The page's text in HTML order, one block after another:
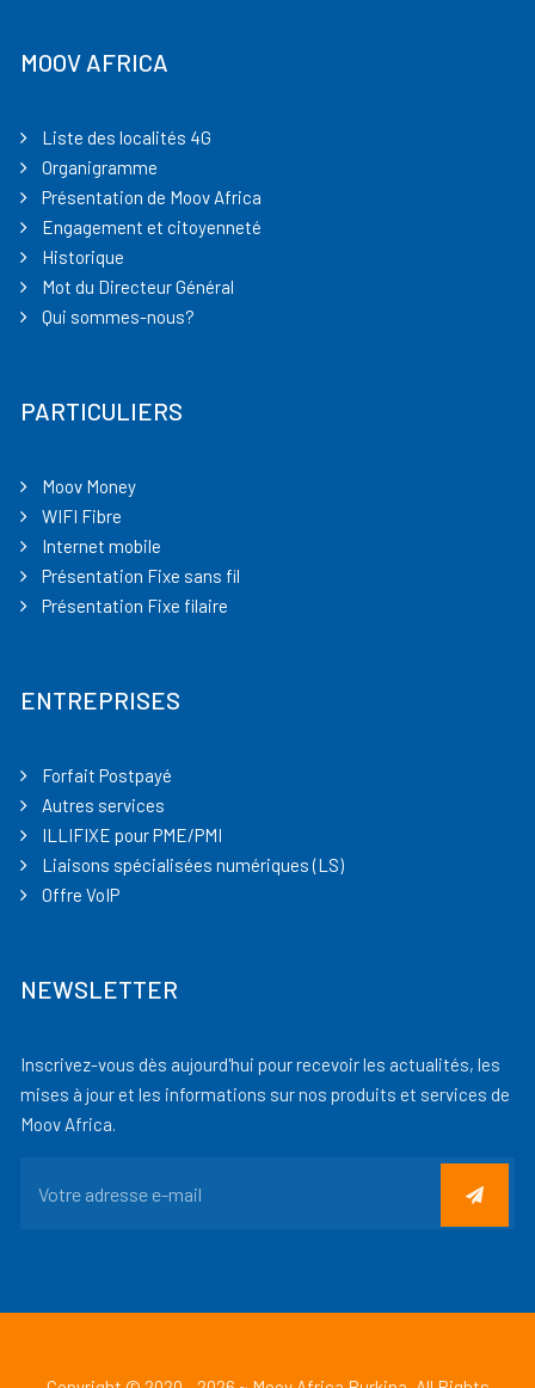
MOOV AFRICA
Liste des localités 4G
Organigramme
Présentation de Moov Africa
Engagement et citoyenneté
Historique
Mot du Directeur Général
Qui sommes-nous?
PARTICULIERS
Moov Money
WIFI Fibre
Internet mobile
Présentation Fixe sans fil
Présentation Fixe filaire
ENTREPRISES
Forfait Postpayé
Autres services
ILLIFIXE pour PME/PMI
Liaisons spécialisées numériques (LS)
Offre VoIP
NEWSLETTER
Inscrivez-vous dès aujourd'hui pour recevoir les actualités, les
mises à jour et les informations sur nos produits et services de
Moov Africa.